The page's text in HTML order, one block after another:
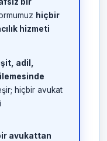
hiçbir
hizmeti
adil,
hiçbir avukat
avukattan